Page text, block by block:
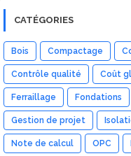
CATÉGORIES
Bois Compactage
Contrôle qualité Coût
Ferraillage Fondations
Gestion de projet
Note de calcul OPC